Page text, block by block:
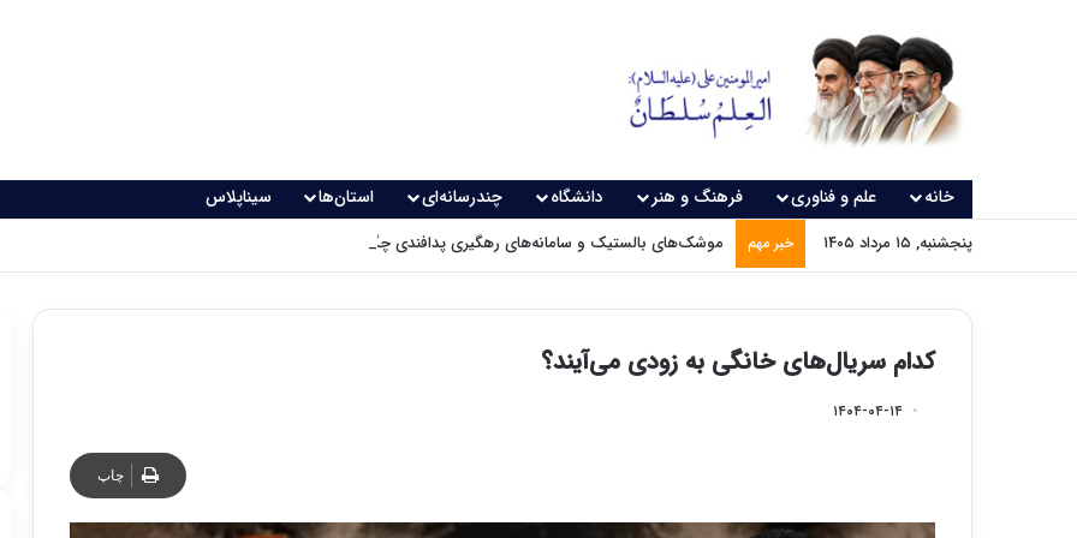
خانه علم و فناوری فرهنگ و هنر دانشگاه چندرسانه‌ای استان‌ها سیناپلاس
پنجشنبه, ۱۵ مرداد ۱۴۰۵ خبر مهم موشک‌های بالستیک و سامانه‌های رهگیری پدافندی چگونه کار می کنند؟
کدام سریال‌های خانگی به زودی می‌آیند؟
۱۴۰۴-۰۴-۱۴
چاپ